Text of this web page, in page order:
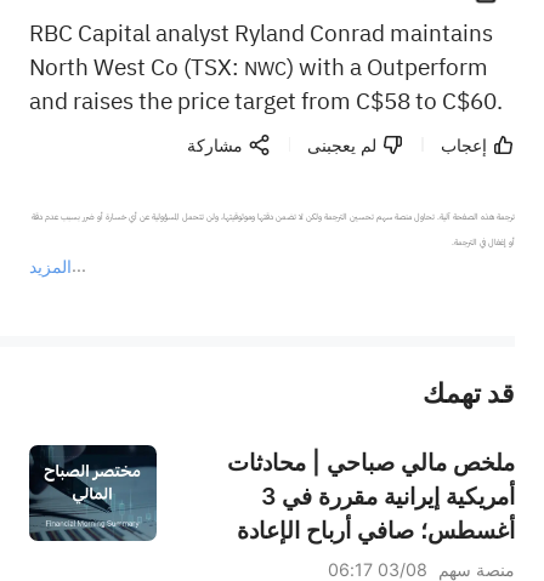
RBC Capital analyst Ryland Conrad maintains
North West Co (TSX: NWC) with a Outperform
and raises the price target from C$58 to C$60.
إعجاب لم يعجبنى مشاركة
المزيد
ترجمة هذه الصفحة آلية. تحاول منصة سهم تحسين الترجمة ولكن لا تضمن دقتها وموثوقيتها، ولن تتحمل المسؤولية عن أي خسارة أو ضرر بسبب عدم دقة
أو إغفال في الترجمة.
عند الضرورة، يرجى استشارة مستشار استثمار محترف. لا تقدم منصة سهم أي مشورة استثمارية، ولا تقدم أي التزامات أو ضمانات.
قد تهمك
ملخص مالي صباحي | محادثات
أمريكية إيرانية مقررة في 3
أغسطس؛ صافي أرباح الإعادة
السعودية (8200) يرتفع بنسبة
منصة سهم
03/08 06:17